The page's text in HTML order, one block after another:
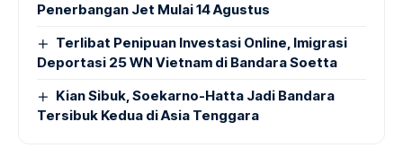
Penerbangan Jet Mulai 14 Agustus
Terlibat Penipuan Investasi Online, Imigrasi
Deportasi 25 WN Vietnam di Bandara Soetta
Kian Sibuk, Soekarno-Hatta Jadi Bandara
Tersibuk Kedua di Asia Tenggara